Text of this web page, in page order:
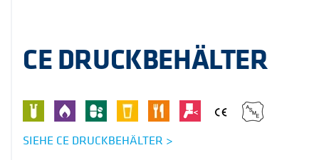
CE DRUCKBEHÄLTER
SIEHE CE DRUCKBEHÄLTER >